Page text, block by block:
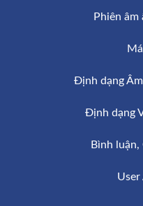
Phiên
Định dạng
Định dạng
Bình luận,
User